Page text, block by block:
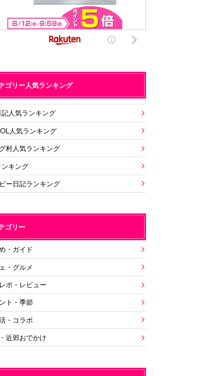
ゴリー人気ランキング
人気ランキング
人気ランキング
村人気ランキング
キング
ー日記ランキング
ゴリー
・ガイド
・グルメ
ポ・レビュー
ト・季節
・コラボ
近郊おでかけ